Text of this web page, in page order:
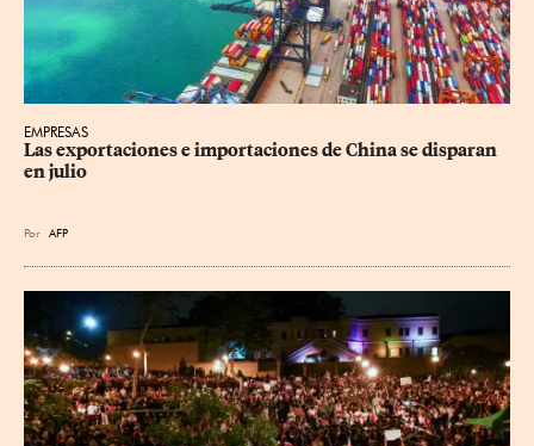
EMPRESAS
Las exportaciones e importaciones de China se disparan
en julio
Por AFP